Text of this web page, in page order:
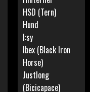
HSD (Tern)
Hund
I:sy
Ibex (Black Iron
Horse)
Justlong
(Bicicapace)